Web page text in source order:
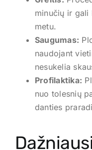
minučių ir gali
metu.
Saugumas:
naudojant
nesukelia
Profilaktika:
nuo tolesnių
danties